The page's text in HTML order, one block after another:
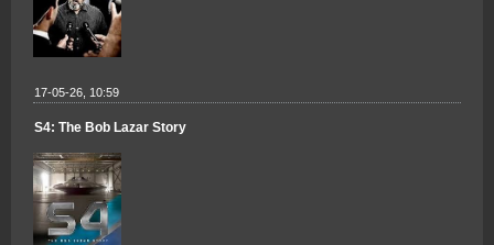
17-05-26, 10:59
S4: The Bob Lazar Story